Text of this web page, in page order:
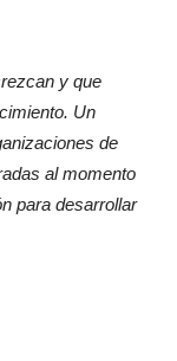
y que
Un
de
al momento
para desarrollar